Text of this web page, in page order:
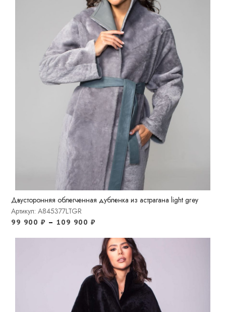
Двусторонняя облегченная дубленка из астрагана light grey
Артикул: A845377LTGR
99 900 ₽ – 109 900 ₽